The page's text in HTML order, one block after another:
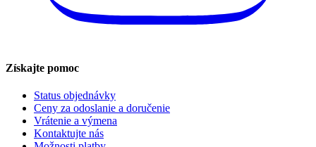
Získajte pomoc
Status objednávky
Ceny za odoslanie a doručenie
Vrátenie a výmena
Kontaktujte nás